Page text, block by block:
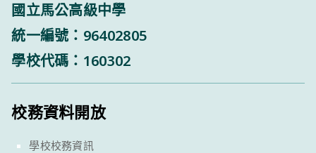
國立馬公高級中學
統一編號：96402805
學校代碼：160302
校務資料開放
學校校務資訊